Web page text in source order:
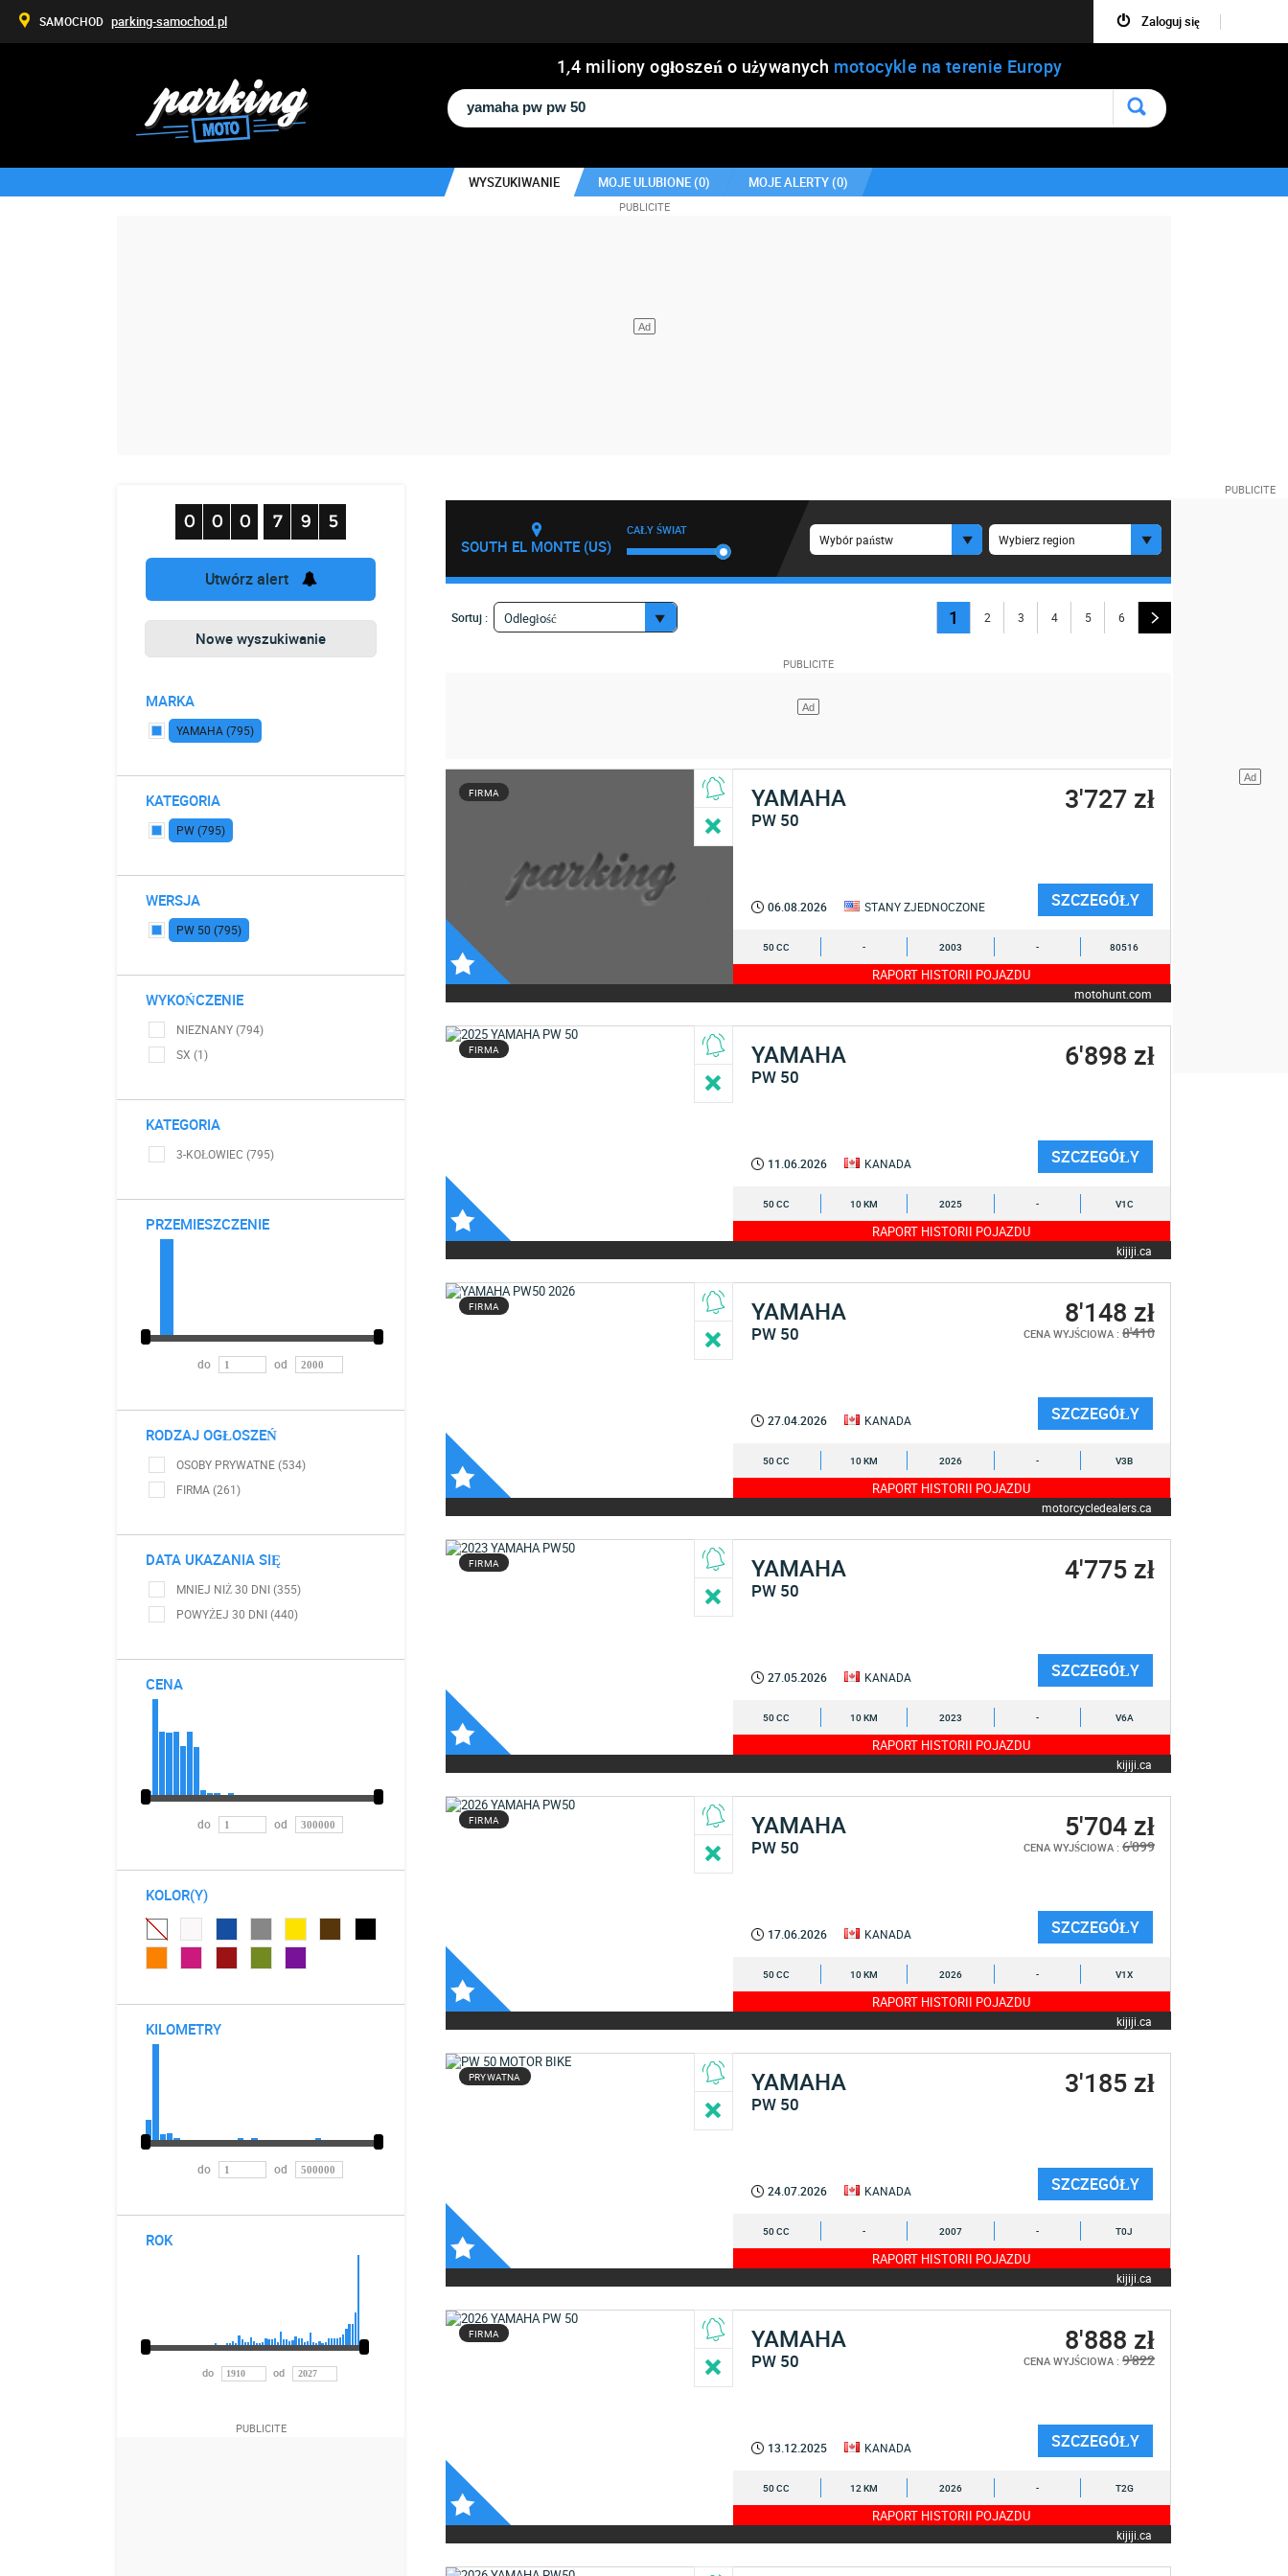
1,4 miliony ogłoszeń o używanych motocykle na terenie Europy
WYSZUKIWANIE MOJE ULUBIONE (0) MOJE ALERTY (0)
Utwórz alert
Nowe wyszukiwanie
MARKA
YAMAHA (795)
KATEGORIA
PW (795)
WERSJA
PW 50 (795)
WYKOŃCZENIE
NIEZNANY (794)
SX (1)
KATEGORIA
3-KOŁOWIEC (795)
PRZEMIESZCZENIE
do od
RODZAJ OGŁOSZEŃ
OSOBY PRYWATNE (534)
FIRMA (261)
DATA UKAZANIA SIĘ
MNIEJ NIŻ 30 DNI (355)
POWYŻEJ 30 DNI (440)
CENA
do od
KOLOR(Y)
KILOMETRY
do od
ROK
SOUTH EL MONTE (US)
CAŁY ŚWIAT
Wybór państw Wybierz region
Sortuj : Odległość 1 2 3 4 5 6
FIRMA YAMAHA
PW 50
3'727 zł
06.08.2026 STANY ZJEDNOCZONE SZCZEGÓŁY
50 CC - 2003 - 80516
RAPORT HISTORII POJAZDU
motohunt.com
FIRMA YAMAHA
PW 50
6'898 zł
11.06.2026 KANADA SZCZEGÓŁY
50 CC 10 KM 2025 - V1C
RAPORT HISTORII POJAZDU
kijiji.ca
FIRMA YAMAHA
PW 50
8'148 zł
CENA WYJŚCIOWA : 8'410
27.04.2026 KANADA SZCZEGÓŁY
50 CC 10 KM 2026 - V3B
RAPORT HISTORII POJAZDU
motorcycledealers.ca
FIRMA YAMAHA
PW 50
4'775 zł
27.05.2026 KANADA SZCZEGÓŁY
50 CC 10 KM 2023 - V6A
RAPORT HISTORII POJAZDU
kijiji.ca
FIRMA YAMAHA
PW 50
5'704 zł
CENA WYJŚCIOWA : 6'099
17.06.2026 KANADA SZCZEGÓŁY
50 CC 10 KM 2026 - V1X
RAPORT HISTORII POJAZDU
kijiji.ca
PRYWATNA YAMAHA
PW 50
3'185 zł
24.07.2026 KANADA SZCZEGÓŁY
50 CC - 2007 - T0J
RAPORT HISTORII POJAZDU
kijiji.ca
FIRMA YAMAHA
PW 50
8'888 zł
CENA WYJŚCIOWA : 9'822
13.12.2025 KANADA SZCZEGÓŁY
50 CC 12 KM 2026 - T2G
RAPORT HISTORII POJAZDU
kijiji.ca
Zaloguj się
SAMOCHOD parking-samochod.pl